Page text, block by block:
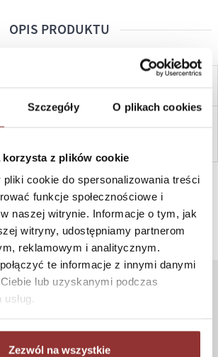
Szczegóły O plikach cookies
korzysta z plików cookie
cookie do spersonalizowania treści
funkcje społecznościowe i
naszej witrynie. Informacje o tym, jak
witryny, udostępniamy partnerom
reklamowym i analitycznym.
te informacje z innymi danymi
lub uzyskanymi podczas
Zezwól na wszystkie
OPIS PRODUKTU
8-16, +48 698 291 992, +48 608
Czas realizacji zamówienia